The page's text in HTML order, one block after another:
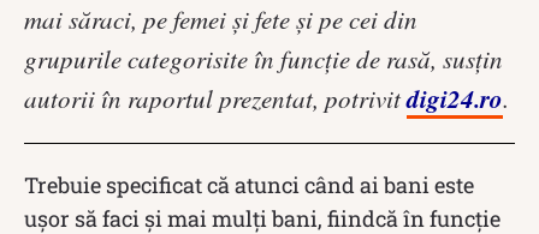
mai săraci, pe femei şi fete şi pe cei din
grupurile categorisite în funcţie de rasă, susţin
autorii în raportul prezentat, potrivitdigi24.ro.
Trebuie specificat că atunci când ai bani este
ușor să faci și mai mulți bani, fiindcă în funcție